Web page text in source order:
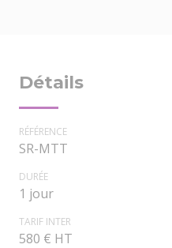
Détails
RÉFÉRENCE
SR-MTT
DURÉE
1 jour
TARIF INTER
580 € HT